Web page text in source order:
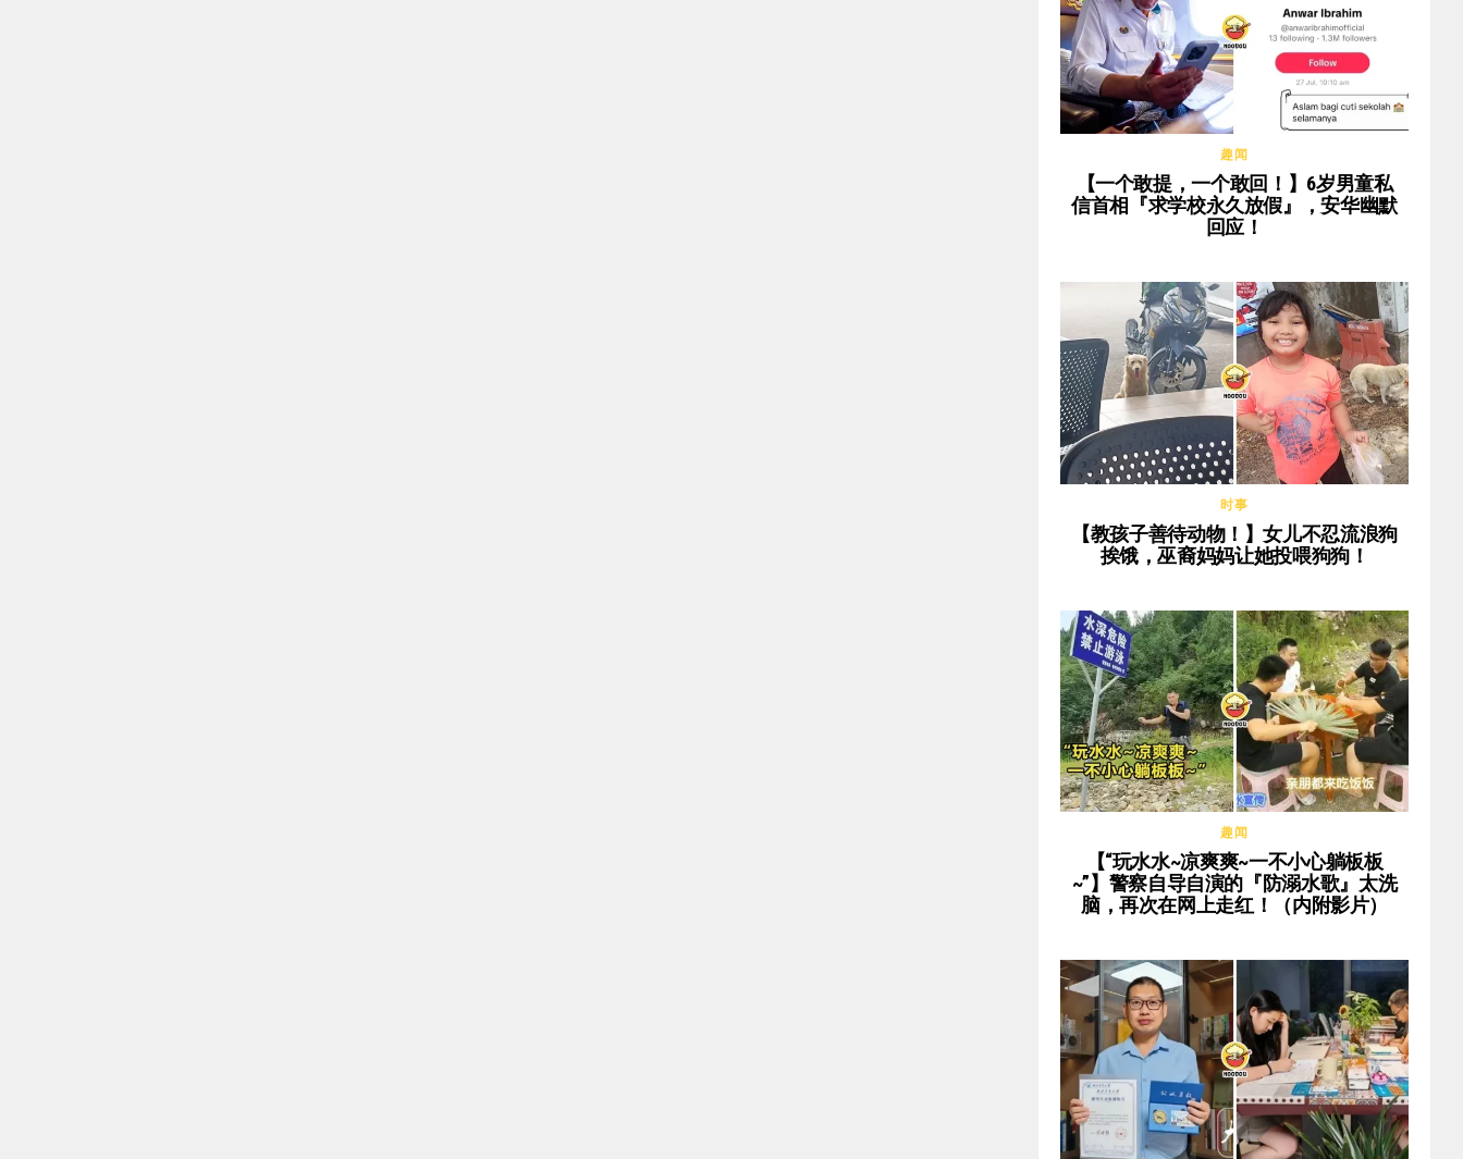
趣闻
【一个敢提，一个敢回！】6岁男童私
信首相『求学校永久放假』，安华幽默
回应！
时事
【教孩子善待动物！】女儿不忍流浪狗
挨饿，巫裔妈妈让她投喂狗狗！
趣闻
【“玩水水~凉爽爽~一不小心躺板板
~”】警察自导自演的『防溺水歌』太洗
脑，再次在网上走红！（内附影片）